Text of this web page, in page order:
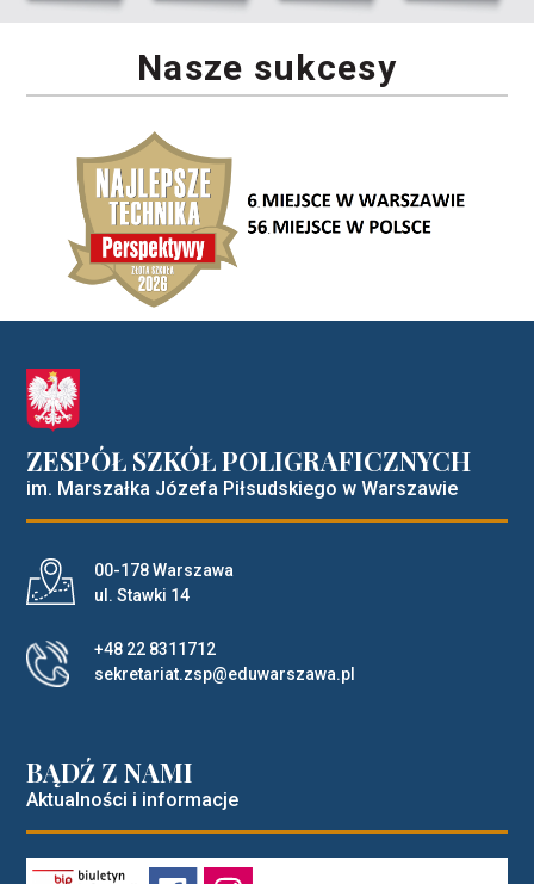
Nasze sukcesy
ZESPÓŁ SZKÓŁ POLIGRAFICZNYCH
im. Marszałka Józefa Piłsudskiego w Warszawie
Adres pocztowy:
00-178 Warszawa
ul. Stawki 14
+48 22 8311712
sekretariat.zsp@eduwarszawa.pl
BĄDŹ Z NAMI
Aktualności i informacje